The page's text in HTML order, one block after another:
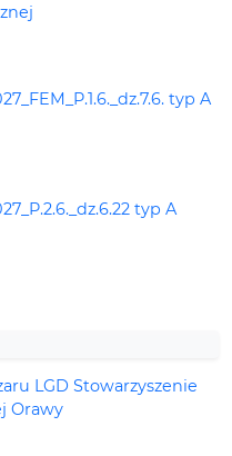
typ A
typ A
LGD Stowarzyszenie
Orawy